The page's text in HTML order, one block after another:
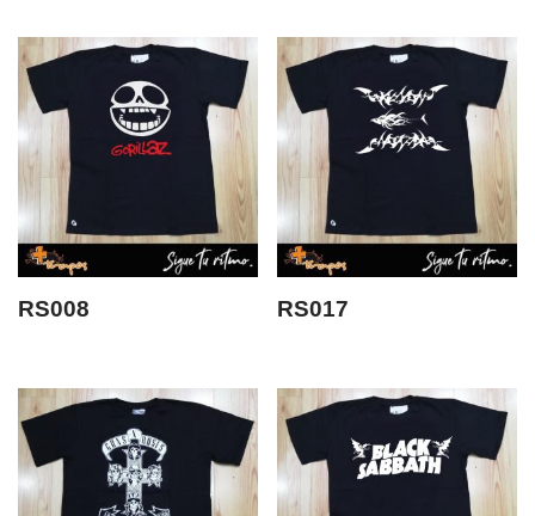
RS008 RS017